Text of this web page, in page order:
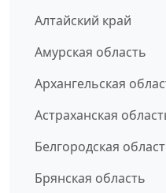
Алтайский край
Амурская область
Архангельская
Астраханская
Белгородская
Брянская область